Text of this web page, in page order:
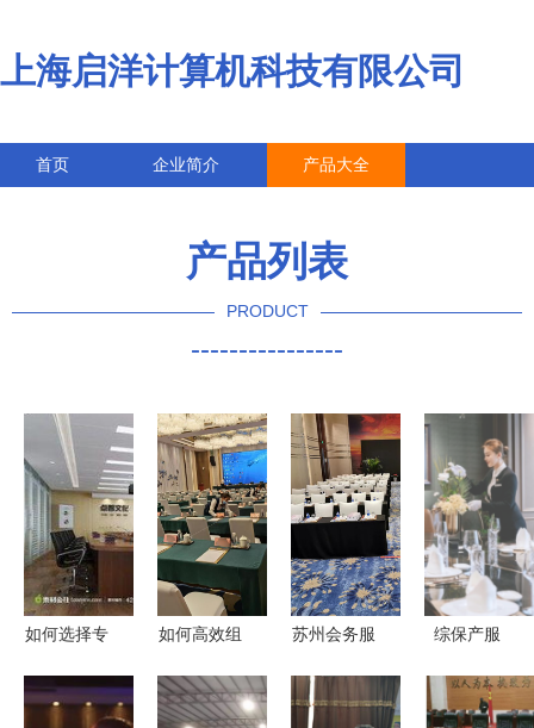
上海启洋计算机科技有限公司
首页 企业简介 产品大全
产品列表
PRODUCT
----------------
如何选择专
务公司？
如何高效组
活动——丫
苏州会务服
领计算机网
综保产服
求，提升计